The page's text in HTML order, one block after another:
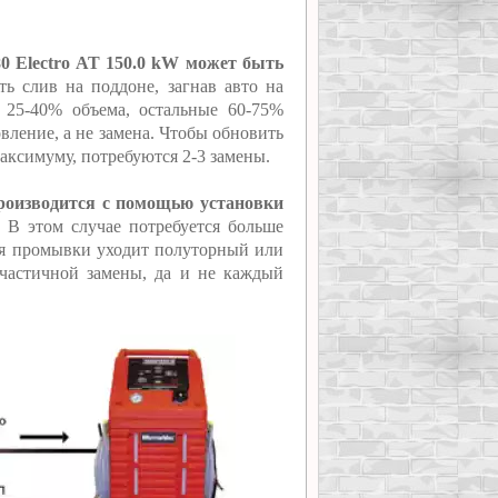
Electro AT 150.0 kW может быть
слив на поддоне, загнав авто на
40% объема, остальные 60-75%
а не замена. Чтобы обновить
потребуются 2-3 замены.
с помощью установки
этом случае потребуется больше
уходит полуторный или
замены, да и не каждый